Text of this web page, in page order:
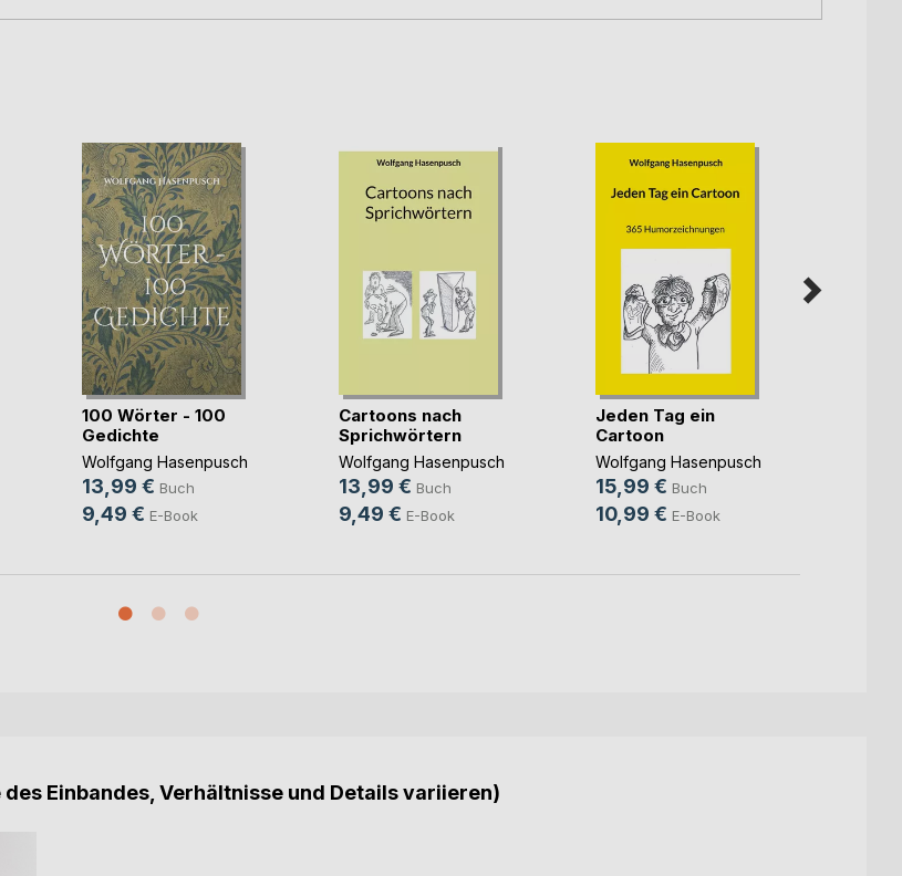
100 Wörter - 100
Gedichte
Wolfgang Hasenpusch
13,99 € Buch
9,49 € E-Book
Cartoons nach
Sprichwörtern
Wolfgang Hasenpusch
13,99 € Buch
9,49 € E-Book
Jeden Tag ein
Cartoon
Wolfgang Hasenpusch
15,99 € Buch
10,99 € E-Book
Einbandes, Verhältnisse und Details variieren)